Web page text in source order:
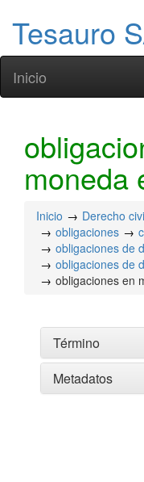
Tesauro
Inicio
moneda
Inicio Derecho
obligaciones
obligaciones de
obligaciones de
obligaciones en
Término
Metadatos